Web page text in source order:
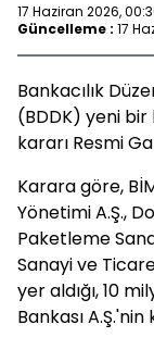
17 Haziran 2026,
Güncelleme : 17
Bankacılık
(BDDK) yeni bir
kararı Resmi
Karara göre,
Yönetimi A.Ş.,
Paketleme
Sanayi ve
yer aldığı, 10
Bankası